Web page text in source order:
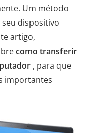
Um método
dispositivo
artigo,
como transferir
, para que
importantes